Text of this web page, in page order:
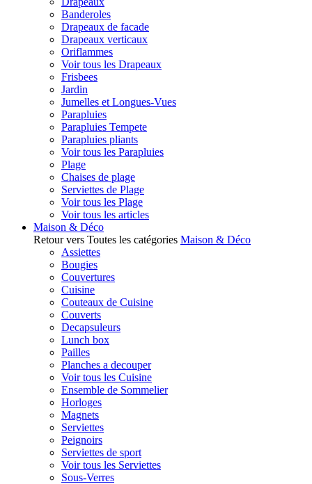
Banderoles
Drapeaux de facade
Drapeaux verticaux
Oriflammes
Voir tous les Drapeaux
Frisbees
Jardin
Jumelles et Longues-Vues
Parapluies
Parapluies Tempete
Parapluies pliants
Voir tous les Parapluies
Plage
Chaises de plage
Serviettes de Plage
Voir tous les Plage
Voir tous les articles
Maison & Déco
Retour vers Toutes les catégories Maison & Déco
Assiettes
Bougies
Couvertures
Cuisine
Couteaux de Cuisine
Couverts
Decapsuleurs
Lunch box
Pailles
Planches a decouper
Voir tous les Cuisine
Ensemble de Sommelier
Horloges
Magnets
Serviettes
Peignoirs
Serviettes de sport
Voir tous les Serviettes
Sous-Verres